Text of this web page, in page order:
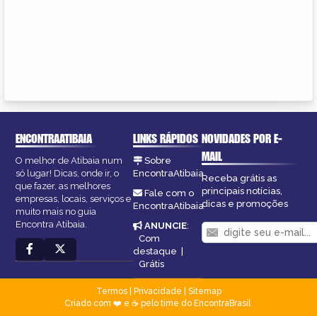
ENCONTRAATIBAIA
O melhor de Atibaia num
só lugar! Dicas, onde ir, o
que fazer, as melhores
empresas, locais, serviços e
muito mais no guia
Encontra Atibaia.
LINKS RÁPIDOS
Sobre
EncontraAtibaia
Fale com o
EncontraAtibaia
ANUNCIE:
Com
destaque |
Grátis
NOVIDADES POR E-
MAIL
Receba grátis as
principais notícias,
dicas e promoções
Termos| Privacidade
Sitemap
Criado com ❤️ e ☕ pelo time do EncontraBrasil